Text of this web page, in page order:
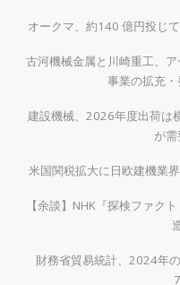
オークマ、約140 億円投じ
古河機械金属と川崎重工、
事業の拡充
建設機械、2026年度出荷は
が
米国関税拡大に日欧建機業
【余談】NHK『探検ファク
財務省貿易統計、2024年